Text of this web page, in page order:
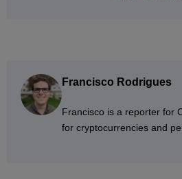
Francisco Rodrigues
Francisco is a reporter for
for cryptocurrencies and